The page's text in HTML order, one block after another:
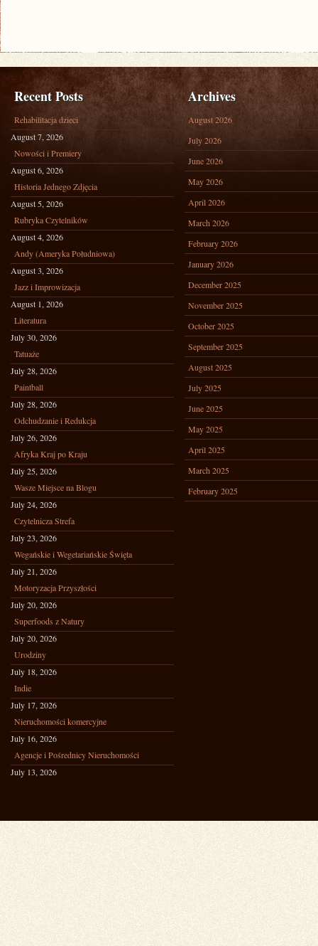
Recent Posts
Rehabilitacja dzieci
August 7, 2026
Nowości i Premiery
August 6, 2026
Historia Jednego Zdjęcia
August 5, 2026
Rubryka Czytelników
August 4, 2026
Andy (Ameryka Południowa)
August 3, 2026
Jazz i Improwizacja
August 1, 2026
Literatura
July 30, 2026
Tatuaże
July 28, 2026
Paintball
July 28, 2026
Odchudzanie i Redukcja
July 26, 2026
Afryka Kraj po Kraju
July 25, 2026
Wasze Miejsce na Blogu
July 24, 2026
Czytelnicza Strefa
July 23, 2026
Wegańskie i Wegetariańskie Święta
July 21, 2026
Motoryzacja Przyszłości
July 20, 2026
Superfoods z Natury
July 20, 2026
Urodziny
July 18, 2026
Indie
July 17, 2026
Nieruchomości komercyjne
July 16, 2026
Agencje i Pośrednicy Nieruchomości
July 13, 2026
Archives
August 2026
July 2026
June 2026
May 2026
April 2026
March 2026
February 2026
January 2026
December 2025
November 2025
October 2025
September 2025
August 2025
July 2025
June 2025
May 2025
April 2025
March 2025
February 2025